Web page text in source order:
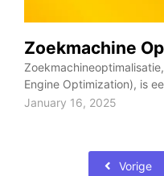
Zoekmachine
Engine Optimization), is
January 16, 2025
Vorige